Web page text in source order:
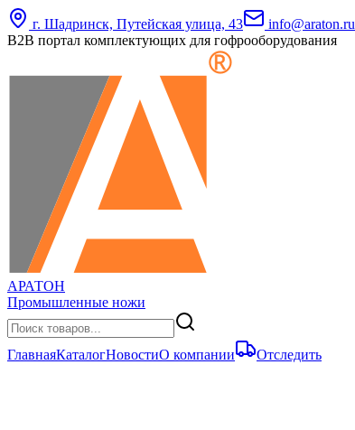
г. Шадринск, Путейская улица, 43 info@araton.ru
B2B портал комплектующих для гофрооборудования
АРАТОН
Промышленные ножи
ГлавнаяКаталогНовостиО компании Отследить